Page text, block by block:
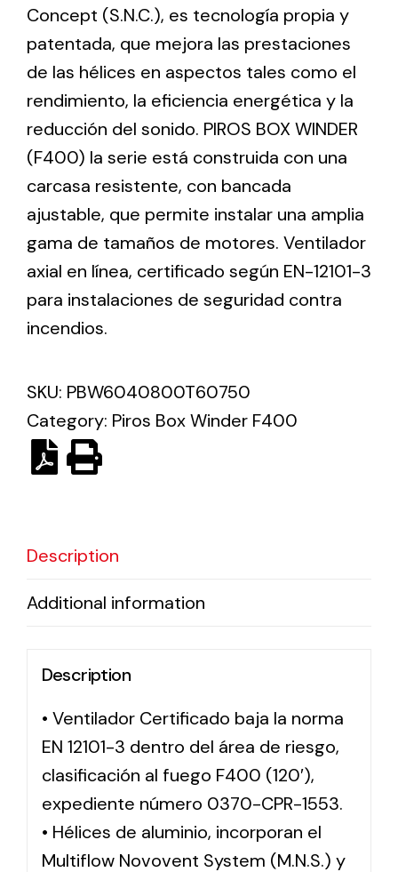
Iluminación Solar
Variedad de soluciones solares para todo tipo
de necesidades.
Solar lighting
Variety of solar solutions for all kinds of needs.
Concept (S.N.C.), es tecnología propia y
patentada, que mejora las prestaciones
de las hélices en aspectos tales como el
rendimiento, la eficiencia energética y la
reducción del sonido. PIROS BOX WINDER
(F400) la serie está construida con una
carcasa resistente, con bancada
ajustable, que permite instalar una amplia
gama de tamaños de motores. Ventilador
axial en línea, certificado según EN-12101-3
para instalaciones de seguridad contra
incendios.
SKU: PBW6040800T60750
Category: Piros Box Winder F400
Description
Additional information
Description
• Ventilador Certificado baja la norma
EN 12101-3 dentro del área de riesgo,
clasificación al fuego F400 (120′),
expediente número 0370-CPR-1553.
• Hélices de aluminio, incorporan el
Multiflow Novovent System (M.N.S.) y